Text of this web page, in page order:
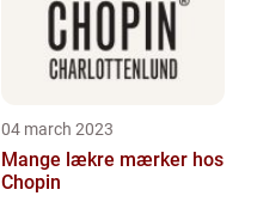
04 march 2023
Mange lækre mærker hos
Chopin